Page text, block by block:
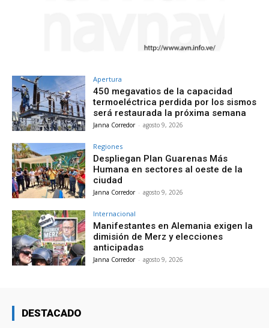
Apertura
450 megavatios de la capacidad
termoeléctrica perdida por los sismos
será restaurada la próxima semana
Janna Corredor - agosto 9, 2026
Regiones
Despliegan Plan Guarenas Más
Humana en sectores al oeste de la
ciudad
Janna Corredor - agosto 9, 2026
Internacional
Manifestantes en Alemania exigen la
dimisión de Merz y elecciones
anticipadas
Janna Corredor - agosto 9, 2026
DESTACADO